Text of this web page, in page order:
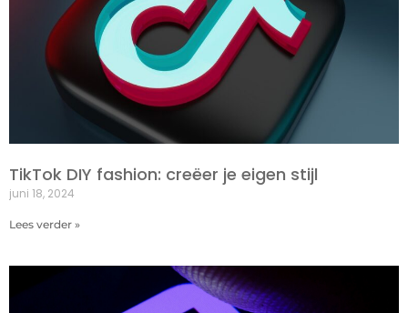
TikTok DIY fashion: creëer je eigen stijl
juni 18, 2024
Lees verder »